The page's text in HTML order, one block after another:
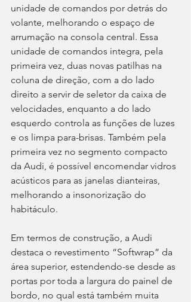
unidade de comandos por detrás do
volante, melhorando o espaço de
arrumação na consola central. Essa
unidade de comandos integra, pela
primeira vez, duas novas patilhas na
coluna de direção, com a do lado
direito a servir de seletor da caixa de
velocidades, enquanto a do lado
esquerdo controla as funções de luzes
e os limpa para-brisas. Também pela
primeira vez no segmento compacto
da Audi, é possível encomendar vidros
acústicos para as janelas dianteiras,
melhorando a insonorização do
habitáculo.
Em termos de construção, a Audi
destaca o revestimento “Softwrap” da
área superior, estendendo-se desde as
portas por toda a largura do painel de
bordo, no qual está também muita